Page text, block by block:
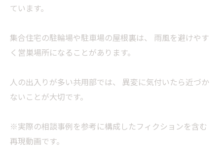
ています。
集合住宅の駐輪場や駐車場の屋根裏は、 雨風を避けやす
く営巣場所になることがあります。
人の出入りが多い共用部では、 異変に気付いたら近づか
ないことが大切です。
※実際の相談事例を参考に構成したフィクションを含む
再現動画です。